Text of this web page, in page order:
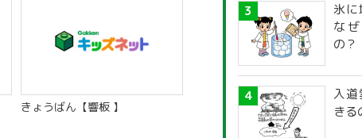
きょうばん【響板 】
氷に
な
の？
入
きる